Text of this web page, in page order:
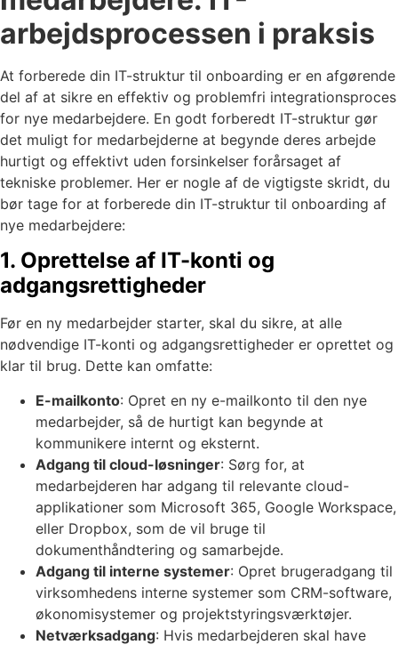
arbejdsprocessen i praksis
At forberede din IT-struktur til onboarding er en afgørende
del af at sikre en effektiv og problemfri integrationsproces
for nye medarbejdere. En godt forberedt IT-struktur gør
det muligt for medarbejderne at begynde deres arbejde
hurtigt og effektivt uden forsinkelser forårsaget af
tekniske problemer. Her er nogle af de vigtigste skridt, du
bør tage for at forberede din IT-struktur til onboarding af
nye medarbejdere:
1. Oprettelse af IT-konti og
adgangsrettigheder
Før en ny medarbejder starter, skal du sikre, at alle
nødvendige IT-konti og adgangsrettigheder er oprettet og
klar til brug. Dette kan omfatte:
E-mailkonto: Opret en ny e-mailkonto til den nye
medarbejder, så de hurtigt kan begynde at
kommunikere internt og eksternt.
Adgang til cloud-løsninger: Sørg for, at
medarbejderen har adgang til relevante cloud-
applikationer som Microsoft 365, Google Workspace,
eller Dropbox, som de vil bruge til
dokumenthåndtering og samarbejde.
Adgang til interne systemer: Opret brugeradgang til
virksomhedens interne systemer som CRM-software,
økonomisystemer og projektstyringsværktøjer.
Netværksadgang: Hvis medarbejderen skal have